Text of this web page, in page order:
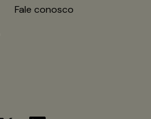
Fale conosco